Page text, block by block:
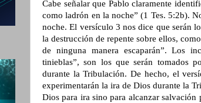
Cabe señalar que Pablo claramente
como ladrón en la noche” (1 Tes. 5:2b).
noche. El versículo 3 nos dice que serán
la destrucción de repente sobre ellos,
de ninguna manera escaparán”. Los
tinieblas”, son los que serán tomados
durante la Tribulación. De hecho, el
experimentarán la ira de Dios durante la
Dios para ira sino para alcanzar salvación